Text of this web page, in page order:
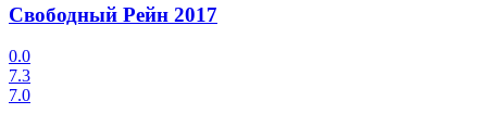
Свободный Рейн 2017
0.0
7.3
7.0